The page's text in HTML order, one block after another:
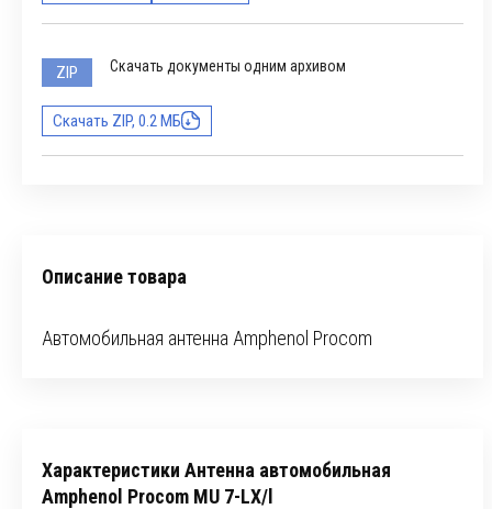
ZIP Скачать документы одним архивом
Скачать ZIP, 0.2 МБ
Описание товара
Автомобильная антенна Amphenol Procom
Характеристики Антенна автомобильная
Amphenol Procom MU 7-LX/l